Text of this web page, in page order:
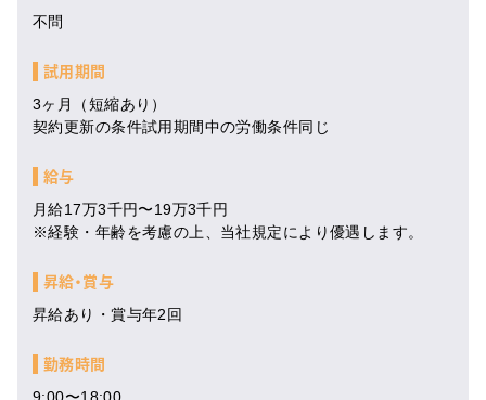
不問
試用期間
3ヶ月（短縮あり）
契約更新の条件試用期間中の労働条件同じ
給与
月給17万3千円〜19万3千円
※経験・年齢を考慮の上、当社規定により優遇します。
昇給・賞与
昇給あり・賞与年2回
勤務時間
9:00〜18:00